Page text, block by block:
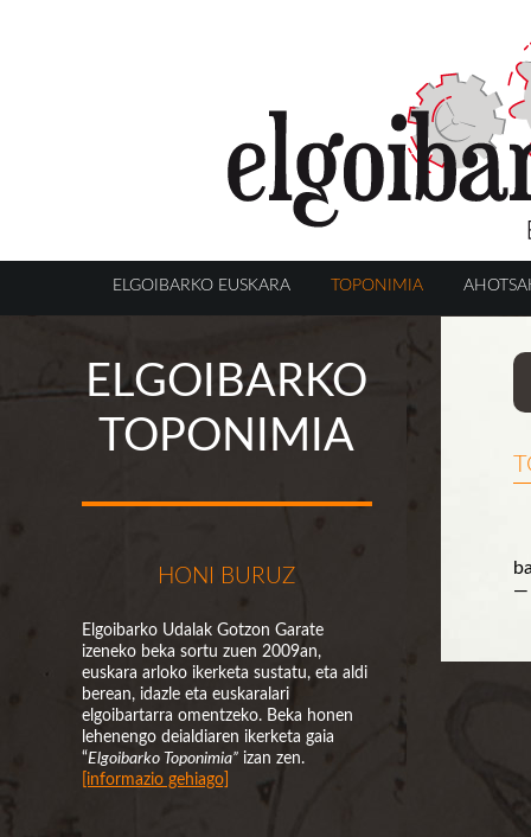
ELGOIBARKO EUSKARA TOPONIMIA
ELGOIBARKO
TOPONIMIA
HONI BURUZ
Elgoibarko Udalak Gotzon Garate
izeneko beka sortu zuen 2009an,
euskara arloko ikerketa sustatu, eta aldi
berean, idazle eta euskaralari
elgoibartarra omentzeko. Beka honen
lehenengo deialdiaren ikerketa gaia
“Elgoibarko Toponimia”izan zen.
[informazio gehiago]
—